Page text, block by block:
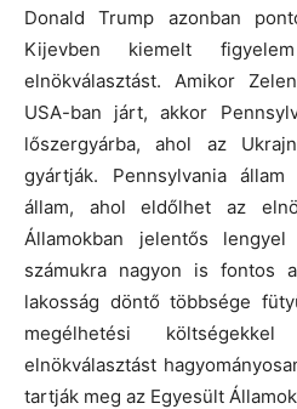
Donald Trump azonban
Kijevben kiemelt
elnökválasztást. Amikor
USA-ban járt, akkor
lőszergyárba, ahol az
gyártják. Pennsylvania
állam, ahol eldőlhet az
Államokban jelentős
számukra nagyon is fontos
lakosság döntő többsége
megélhetési
elnökválasztást
tartják meg az Egyesült